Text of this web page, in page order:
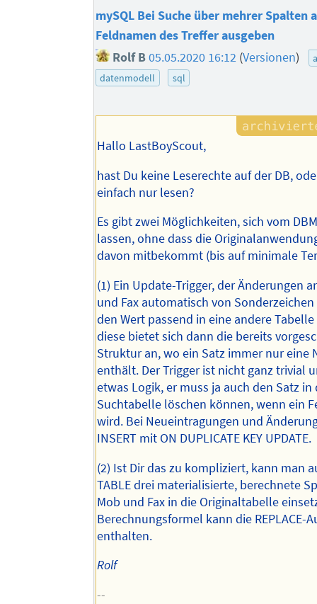
mySQL Bei Suche über mehrer Spalten
Feldnamen des Treffer ausgeben
Rolf B05.05.2020 16:12 (Versionen)
datenmodell
sql
Hallo LastBoyScout,
hast Du keine Leserechte auf der DB,
einfach nur lesen?
Es gibt zwei Möglichkeiten, sich vom
lassen, ohne dass die
davon mitbekommt (bis auf minimale
(1) Ein Update-Trigger, der Änderungen
und Fax automatisch von
den Wert passend in eine andere
diese bietet sich dann die bereits
Struktur an, wo ein Satz immer nur eine
enthält. Der Trigger ist nicht ganz trivial
etwas Logik, er muss ja auch den Satz in
Suchtabelle löschen können, wenn ein
wird. Bei Neueintragungen und
INSERT mit ON DUPLICATE KEY UPDATE.
(2) Ist Dir das zu kompliziert, kann man
TABLE drei materialisierte, berechnete
Mob und Fax in die Originaltabelle
Berechnungsformel kann die REPLACE-
enthalten.
Rolf
--